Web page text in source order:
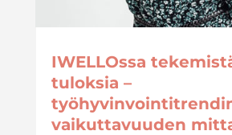
IWELLOssa
tuloksia –
vaikuttavuuden